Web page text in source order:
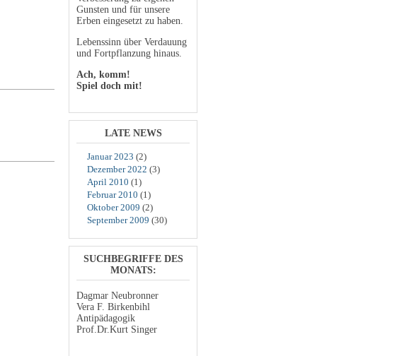
Gunsten und für unsere
Erben eingesetzt zu haben.
Lebenssinn über Verdauung
und Fortpflanzung hinaus.
Ach, komm!
Spiel doch mit!
LATE NEWS
Januar 2023 (2)
Dezember 2022 (3)
April 2010 (1)
Februar 2010 (1)
Oktober 2009 (2)
September 2009 (30)
SUCHBEGRIFFE DES
MONATS:
Dagmar Neubronner
Vera F. Birkenbihl
Antipädagogik
Prof.Dr.Kurt Singer